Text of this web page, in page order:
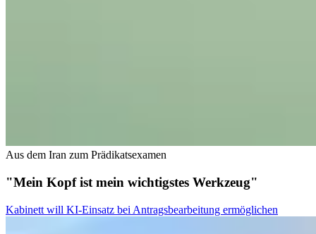
Aus dem Iran zum Prädikatsexamen
"Mein Kopf ist mein wichtigstes Werkzeug"
Kabinett will KI-Einsatz bei Antragsbearbeitung ermöglichen